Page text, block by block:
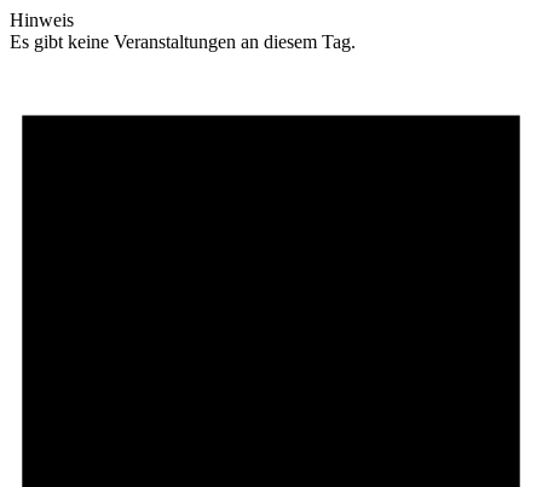
Hinweis
Es gibt keine Veranstaltungen an diesem Tag.